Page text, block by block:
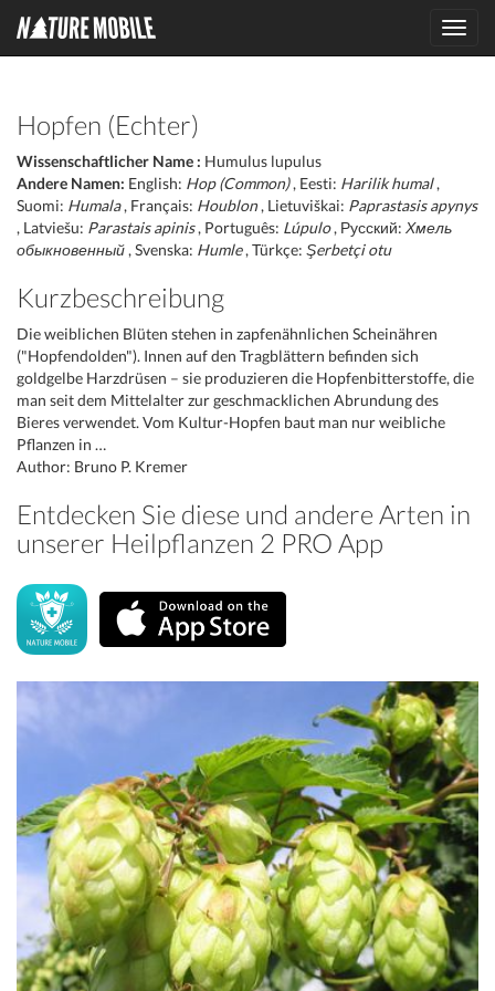
Hopfen (Echter)
Wissenschaftlicher Name : Humulus lupulus
Andere Namen: English: Hop (Common), Eesti: Harilik humal,
Suomi: Humala, Français: Houblon, Lietuviškai: Paprastasis apynys
, Latviešu: Parastais apinis, Português: Lúpulo, Русский: Хмель
обыкновенный , Svenska: Humle, Türkçe: Şerbetçi otu
Kurzbeschreibung
Die weiblichen Blüten stehen in zapfenähnlichen Scheinähren
("Hopfendolden"). Innen auf den Tragblättern befinden sich
goldgelbe Harzdrüsen – sie produzieren die Hopfenbitterstoffe, die
man seit dem Mittelalter zur geschmacklichen Abrundung des
Bieres verwendet. Vom Kultur-Hopfen baut man nur weibliche
Pflanzen in …
Author: Bruno P. Kremer
Entdecken Sie diese und andere Arten in
unserer Heilpflanzen 2 PRO App